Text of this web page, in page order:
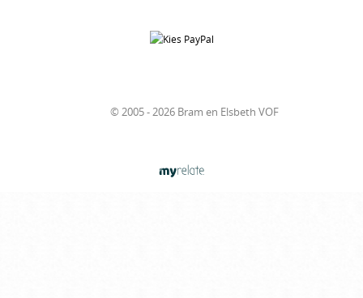
© 2005 - 2026 Bram en Elsbeth VOF